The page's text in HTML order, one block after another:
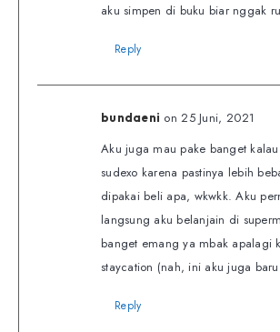
aku simpen di buku biar nggak
Reply
bundaeni on 25 Juni, 2021
Aku juga mau pake banget
sudexo karena pastinya lebih
dipakai beli apa, wkwkk. Aku
langsung aku belanjain di
banget emang ya mbak apalagi
staycation (nah, ini aku juga
Reply